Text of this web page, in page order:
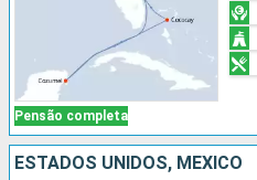
Pensão completa
ESTADOS UNIDOS, MÉXICO